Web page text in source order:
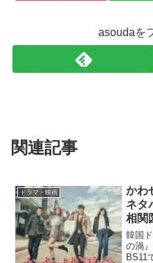
asoudaを
関連記事
ドラマ・映画
かわ
ネタ
相関
韓国
の渦
BS11